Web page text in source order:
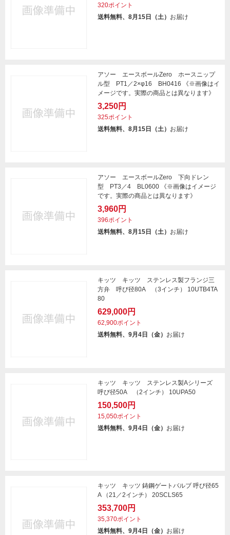
320ポイント
送料無料、8月15日（土） お届け
アソー エースボールZero ホースニップ
ル型 PT1／2×φ16 BH0416 《※画像はイ
メージです。実際の商品とは異なります》
3,250円
325ポイント
送料無料、8月15日（土） お届け
アソー エースボールZero 下向ドレン
型 PT3／4 BL0600 《※画像はイメージ
です。実際の商品とは異なります》
3,960円
396ポイント
送料無料、8月15日（土） お届け
キッツ キッツ ステンレス製フランジ三
方弁 呼び径80A （3インチ） 10UTB4TA
80
629,000円
62,900ポイント
送料無料、9月4日（金） お届け
キッツ キッツ ステンレス製Aシリーズ
呼び径50A （2インチ） 10UPA50
150,500円
15,050ポイント
送料無料、9月4日（金） お届け
キッツ キッツ 鋳鋼ゲートバルブ 呼び径65
A （21／2インチ） 20SCLS65
353,700円
35,370ポイント
送料無料、9月4日（金） お届け